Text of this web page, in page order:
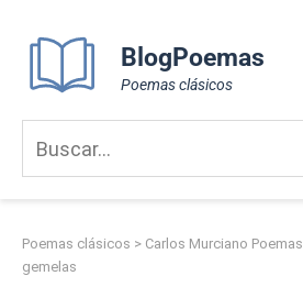
content
BlogPoemas
Poemas clásicos
Poemas clásicos > Carlos Murciano Poemas
gemelas